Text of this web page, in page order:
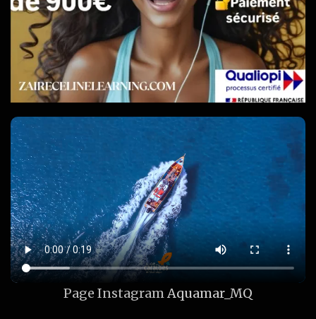
Page Instagram Aquamar_MQ